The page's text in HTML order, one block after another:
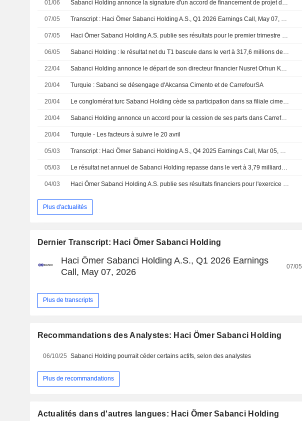
01/06 Sabanci Holding annonce la signature d'un accord de financement de projet de 382 millions USD pour ses parcs solaires aux Etats-Unis
07/05 Transcript : Haci Ömer Sabanci Holding A.S., Q1 2026 Earnings Call, May 07, 2026
07/05 Haci Ömer Sabanci Holding A.S. publie ses résultats pour le premier trimestre clos le 31 mars 2026
06/05 Sabanci Holding : le résultat net du T1 bascule dans le vert à 317,6 millions de livres
22/04 Sabanci Holding annonce le départ de son directeur financier Nusret Orhun Köstem au 31 mai
20/04 Turquie : Sabanci se désengage d'Akcansa Cimento et de CarrefourSA
20/04 Le conglomérat turc Sabanci Holding cède sa participation dans sa filiale ciment à Heidelberg Materials
20/04 Sabanci Holding annonce un accord pour la cession de ses parts dans CarrefourSA
20/04 Turquie - Les facteurs à suivre le 20 avril
05/03 Transcript : Haci Ömer Sabanci Holding A.S., Q4 2025 Earnings Call, Mar 05, 2026
05/03 Le résultat net annuel de Sabanci Holding repasse dans le vert à 3,79 milliards de livres turques, proposition de dividende en numéraire de 1,41 livre brut par action pour 2025
04/03 Haci Ömer Sabanci Holding A.S. publie ses résultats financiers pour l'exercice clos le 31 décembre 2025
Plus d'actualités
Dernier Transcript: Haci Ömer Sabanci Holding
Haci Ömer Sabanci Holding A.S., Q1 2026 Earnings
Call, May 07, 2026
07/05
Plus de transcripts
Recommandations des Analystes: Haci Ömer Sabanci Holding
06/10/25 Sabanci Holding pourrait céder certains actifs, selon des analystes
Plus de recommandations
Actualités dans d'autres langues: Haci Ömer Sabanci Holding